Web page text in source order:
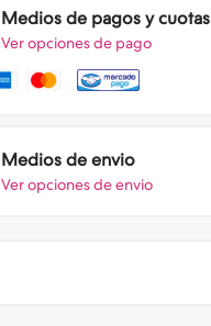
Medios de pagos y cuotas
Ver opciones de pago
Medios de envio
Ver opciones de envio